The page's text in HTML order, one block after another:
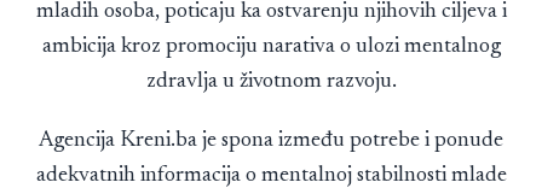
mladih osoba, poticaju ka ostvarenju njihovih ciljeva i
ambicija kroz promociju narativa o ulozi mentalnog
zdravlja u životnom razvoju.
Agencija Kreni.ba je spona između potrebe i ponude
adekvatnih informacija o mentalnoj stabilnosti mlade